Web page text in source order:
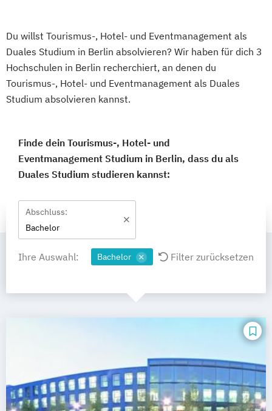
Du willst Tourismus-, Hotel- und Eventmanagement als
Duales Studium in Berlin absolvieren? Wir haben für dich 3
Hochschulen in Berlin recherchiert, an denen du
Tourismus-, Hotel- und Eventmanagement als Duales
Studium absolvieren kannst.
Finde dein Tourismus-, Hotel- und
Eventmanagement Studium in Berlin, dass du als
Duales Studium studieren kannst:
Abschluss:
Bachelor
Ihre Auswahl: Bachelor Filter zurücksetzen